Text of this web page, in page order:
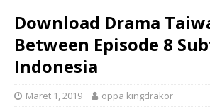
Download Drama
Between Episode 8
Indonesia
Maret 1, 2019 oppa kingdrakor